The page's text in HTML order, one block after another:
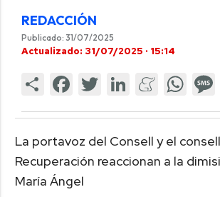
REDACCIÓN
Publicado: 31/07/2025
Actualizado: 31/07/2025 · 15:14
La portavoz del Consell y el
Recuperación reaccionan a la
María Ángel